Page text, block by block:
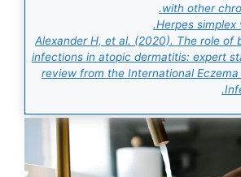
with other
Herpes simplex
Alexander H, et al. (2020). The role of
infections in atopic dermatitis: expert
review from the International Eczema